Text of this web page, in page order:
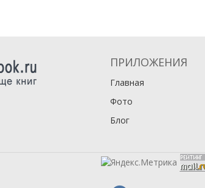
ПРИЛОЖЕНИЯ
Главная
Фото
Блог